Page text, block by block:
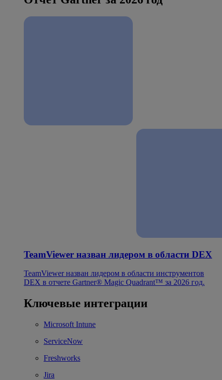
TeamViewer назван лидером в области DEX
TeamViewer назван лидером в области инструментов
DEX в отчете Gartner® Magic Quadrant™ за 2026 год.
Ключевые интеграции
Microsoft Intune
ServiceNow
Freshworks
Jira